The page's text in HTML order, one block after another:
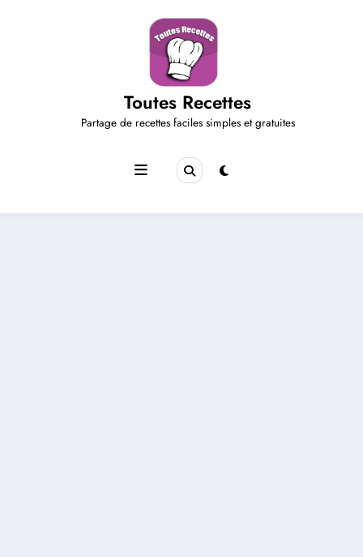
Toutes Recettes
Partage de recettes faciles simples et gratuites